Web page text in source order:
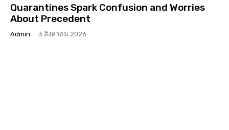
Quarantines Spark Confusion and Worries
About Precedent
Admin - 3 สิงหาคม 2026